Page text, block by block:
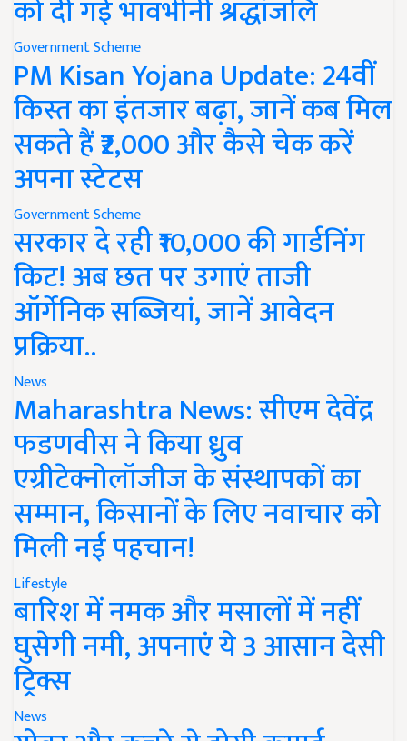
को दी गई भावभीनी श्रद्धांजलि
Government Scheme
PM Kisan Yojana Update: 24वीं
किस्त का इंतजार बढ़ा, जानें कब मिल
सकते हैं ₹2,000 और कैसे चेक करें
अपना स्टेटस
Government Scheme
सरकार दे रही ₹10,000 की गार्डनिंग
किट! अब छत पर उगाएं ताजी
ऑर्गेनिक सब्जियां, जानें आवेदन
प्रक्रिया..
News
Maharashtra News: सीएम देवेंद्र
फडणवीस ने किया ध्रुव
एग्रीटेक्नोलॉजीज के संस्थापकों का
सम्मान, किसानों के लिए नवाचार को
मिली नई पहचान!
Lifestyle
बारिश में नमक और मसालों में नहीं
घुसेगी नमी, अपनाएं ये 3 आसान देसी
ट्रिक्स
News